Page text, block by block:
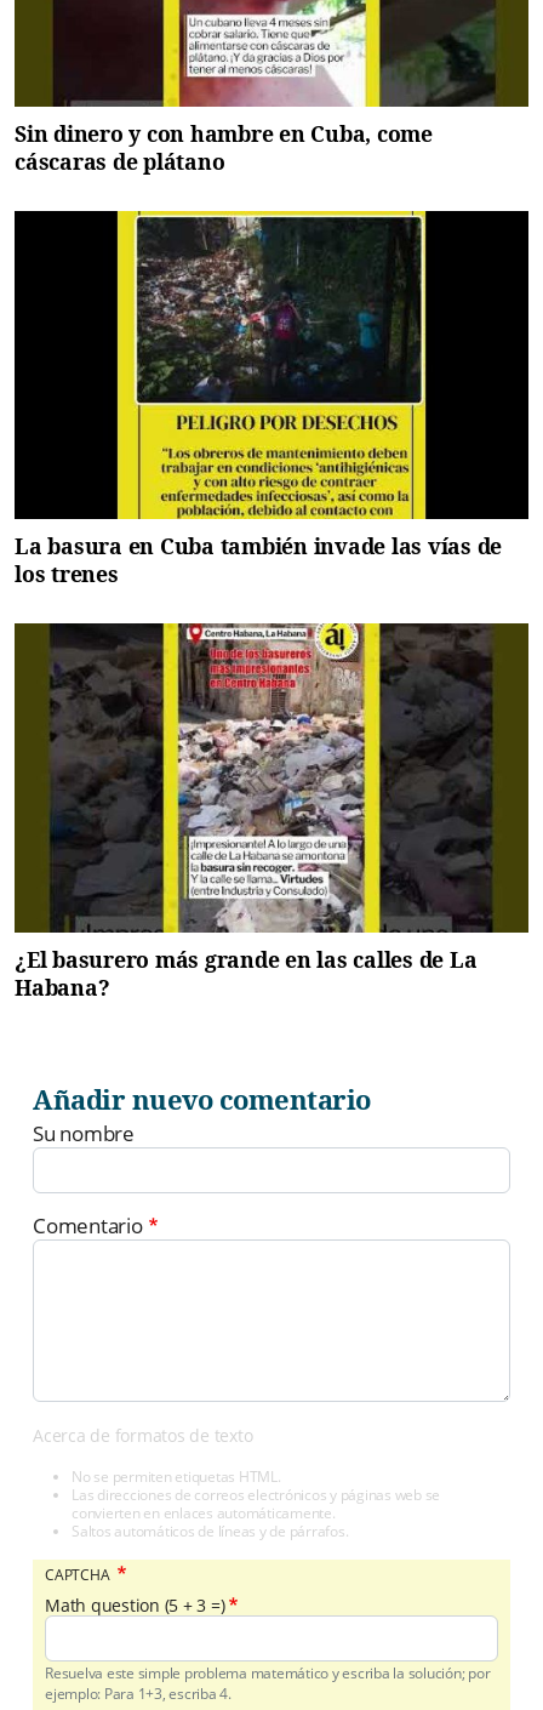
Sin dinero y con hambre en Cuba, come
cáscaras de plátano
La basura en Cuba también invade las vías de
los trenes
¿El basurero más grande en las calles de La
Habana?
Añadir nuevo comentario
Su nombre
Comentario
Acerca de formatos de texto
No se permiten etiquetas HTML.
Las direcciones de correos electrónicos y páginas web se
convierten en enlaces automáticamente.
Saltos automáticos de líneas y de párrafos.
CAPTCHA
Math question (5 + 3 =)
Resuelva este simple problema matemático y escriba la solución; por
ejemplo: Para 1+3, escriba 4.